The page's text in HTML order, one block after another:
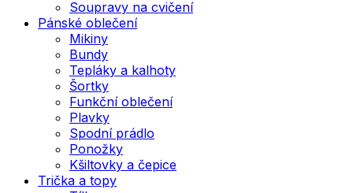
Soupravy na cvičení
Pánské oblečení
Mikiny
Bundy
Tepláky a kalhoty
Šortky
Funkční oblečení
Plavky
Spodní prádlo
Ponožky
Kšiltovky a čepice
Trička a topy